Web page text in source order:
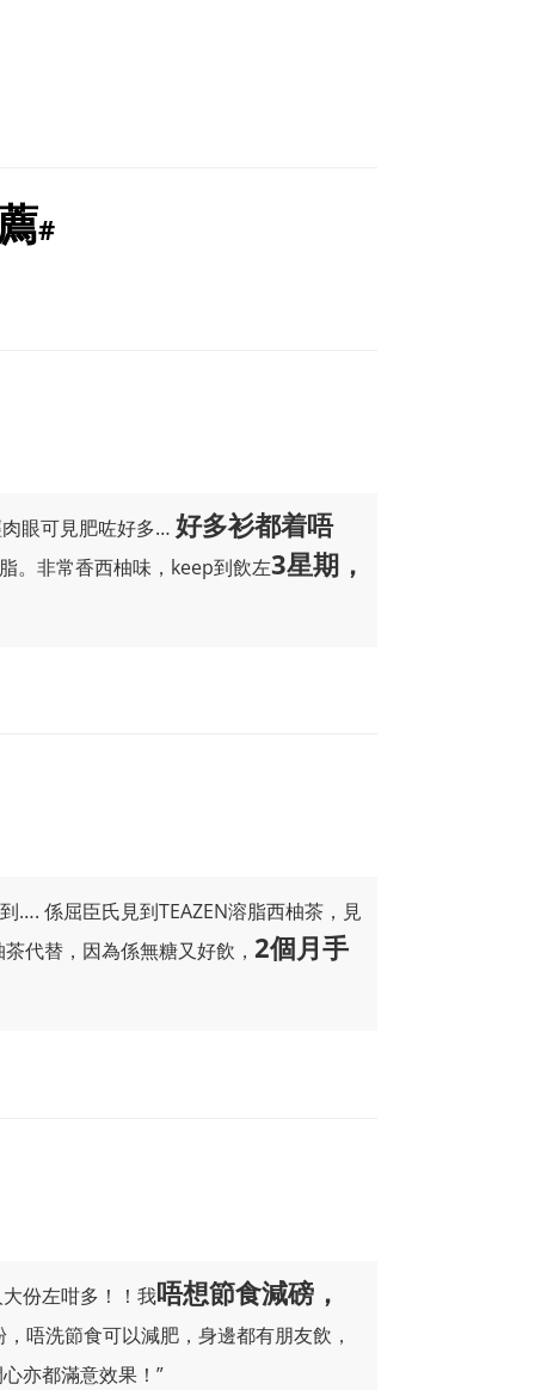
#
眼可見肥咗好多… 好多衫都着唔
。非常香西柚味，keep到飲左3星期，
…. 係屈臣氏見到TEAZEN溶脂西柚茶，見
代替，因為係無糖又好飲， 2個月手
份左咁多！！我唔想節食減磅，
唔洗節食可以減肥，身邊都有朋友飲，
亦都滿意效果！”